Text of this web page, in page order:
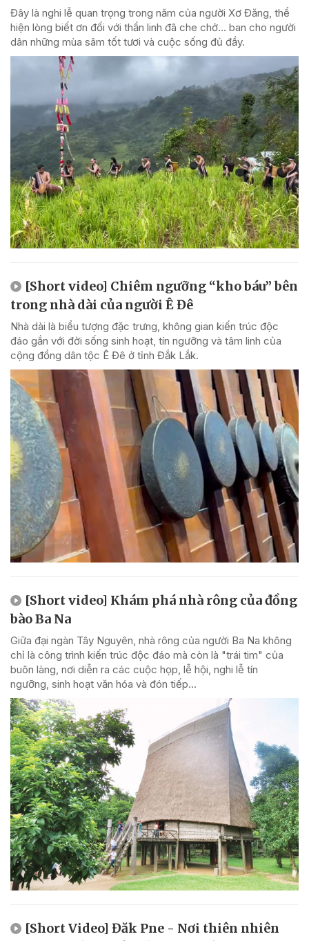
Đây là nghi lễ quan trọng trong năm của người Xơ Đăng, thể
hiện lòng biết ơn đối với thần linh đã che chở... ban cho người
dân những mùa sâm tốt tươi và cuộc sống đủ đầy.
[Short video] Chiêm ngưỡng “kho báu” bên
trong nhà dài của người Ê Đê
Nhà dài là biểu tượng đặc trưng, không gian kiến trúc độc
đáo gắn với đời sống sinh hoạt, tín ngưỡng và tâm linh của
cộng đồng dân tộc Ê Đê ở tỉnh Đắk Lắk.
[Short video] Khám phá nhà rông của đồng
bào Ba Na
Giữa đại ngàn Tây Nguyên, nhà rông của người Ba Na không
chỉ là công trình kiến trúc độc đáo mà còn là "trái tim" của
buôn làng, nơi diễn ra các cuộc họp, lễ hội, nghi lễ tín
ngưỡng, sinh hoạt văn hóa và đón tiếp...
[Short Video] Đăk Pne - Nơi thiên nhiên